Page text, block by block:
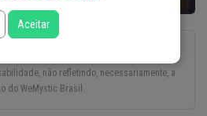
cuidado e carinho por um autor convidado.
não refletindo, necessariamente, a
do WeMystic Brasil.
Aceitar